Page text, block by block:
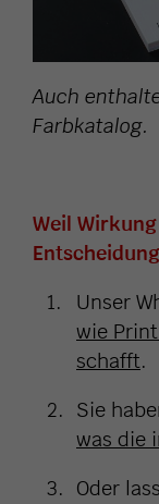
Auch
Farbkatalog.
Weil
Unser
wie
schafft.
Sie
was die
Oder